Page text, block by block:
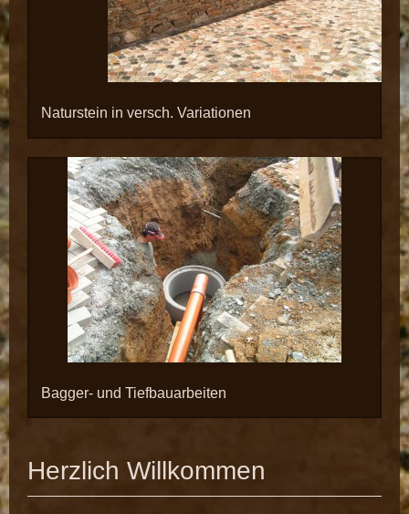
Naturstein in versch. Variationen
Bagger- und Tiefbauarbeiten
Herzlich Willkommen